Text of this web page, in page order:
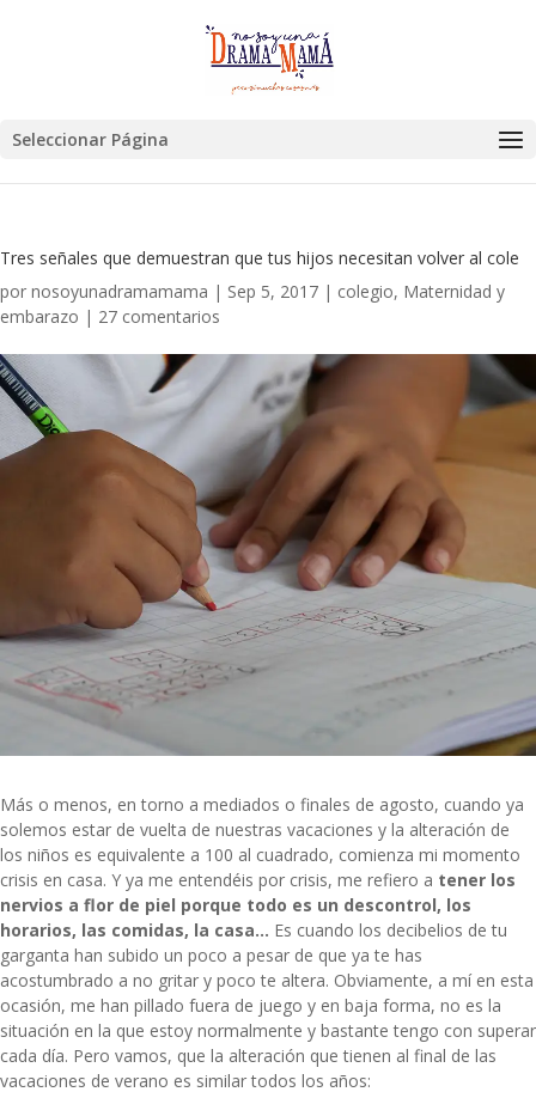
Seleccionar Página
Tres señales que demuestran que tus hijos necesitan volver al cole
por nosoyunadramamama | Sep 5, 2017 | colegio, Maternidad y
embarazo | 27 comentarios
Más o menos, en torno a mediados o finales de agosto, cuando ya
solemos estar de vuelta de nuestras vacaciones y la alteración de
los niños es equivalente a 100 al cuadrado, comienza mi momento
crisis en casa. Y ya me entendéis por crisis, me refiero a tener los
nervios a flor de piel porque todo es un descontrol, los
horarios, las comidas, la casa… Es cuando los decibelios de tu
garganta han subido un poco a pesar de que ya te has
acostumbrado a no gritar y poco te altera. Obviamente, a mí en esta
ocasión, me han pillado fuera de juego y en baja forma, no es la
situación en la que estoy normalmente y bastante tengo con superar
cada día. Pero vamos, que la alteración que tienen al final de las
vacaciones de verano es similar todos los años: